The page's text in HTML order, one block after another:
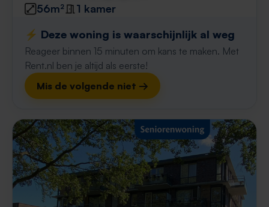
56m²
1 kamer
⚡️ Deze woning is waarschijnlijk al weg
Reageer binnen 15 minuten om kans te maken. Met
Rent.nl ben je altijd als eerste!
Mis de volgende niet →